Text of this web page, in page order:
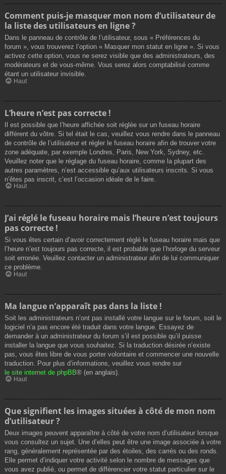
Comment puis-je masquer mon nom d’utilisateur de
la liste des utilisateurs en ligne ?
Dans le panneau de contrôle de l’utilisateur, sous « Préférences du
forum », vous trouverez l’option « Masquer mon statut en ligne ». Si vous
activez cette option, vous ne serez visible que des administrateurs, des
modérateurs et de vous-même. Vous serez alors comptabilisé comme
étant un utilisateur invisible.
Haut
L’heure n’est pas correcte !
Il est possible que l’heure affichée soit réglée sur un fuseau horaire
différent du vôtre. Si tel était le cas, veuillez vous rendre dans le panneau
de contrôle de l’utilisateur et régler le fuseau horaire afin de trouver votre
zone adéquate, par exemple Londres, Paris, New York, Sydney, etc.
Veuillez noter que le réglage du fuseau horaire, comme la plupart des
autres paramètres, n’est accessible qu’aux utilisateurs inscrits. Si vous
n’êtes pas inscrit, c’est l’occasion idéale de le faire.
Haut
J’ai réglé le fuseau horaire mais l’heure n’est toujours
pas correcte !
Si vous êtes certain d’avoir correctement réglé le fuseau horaire mais que
l’heure n’est toujours pas correcte, il est probable que l’horloge du serveur
soit erronée. Veuillez contacter un administrateur afin de lui communiquer
ce problème.
Haut
Ma langue n’apparaît pas dans la liste !
Soit les administrateurs n’ont pas installé votre langue sur le forum, soit le
logiciel n’a pas encore été traduit dans votre langue. Essayez de
demander à un administrateur du forum s’il est possible qu’il puisse
installer la langue que vous souhaitez. Si la traduction désirée n’existe
pas, vous êtes libre de vous porter volontaire et commencer une nouvelle
traduction. Pour plus d’informations, veuillez vous rendre sur
le site internet de phpBB® (en anglais).
Haut
Que signifient les images situées à côté de mon nom
d’utilisateur ?
Deux images peuvent apparaître à côté de votre nom d’utilisateur lorsque
vous consultez un sujet. Une d’elles peut être une image associée à votre
rang, généralement représentée par des étoiles, des carrés ou des ronds.
Elle permet d’indiquer votre activité selon le nombre de messages que
vous avez publié, ou permet de différencier votre statut particulier sur le